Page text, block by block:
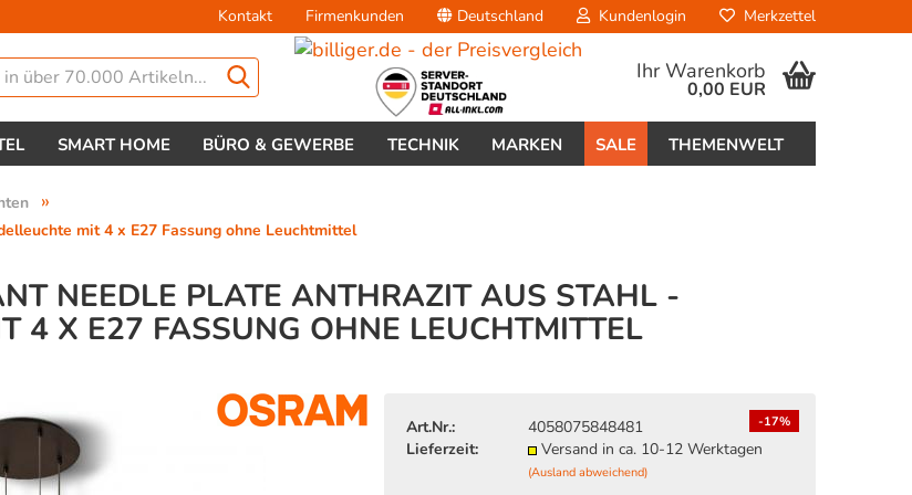
Kontakt Firmenkunden Deutschland
Lieferland
Kundenlogin
Konto erstellen
Merkzettel
Ihr Warenkorb
0,00 EUR
SMART HOME BÜRO & GEWERBE TECHNIK MARKEN SALE THEMENWELT
»
mit 4 x E27 Fassung ohne Leuchtmittel
NEEDLE PLATE ANTHRAZIT AUS STAHL -
4 X E27 FASSUNG OHNE LEUCHTMITTEL
-17%
Art.Nr.:
4058075848481
Lieferzeit:
Versand in ca. 10-12 Werktagen
(Ausland abweichend)